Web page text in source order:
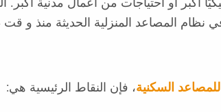
للمصاعد السكنية، فإن النقاط الرئيسية هي: